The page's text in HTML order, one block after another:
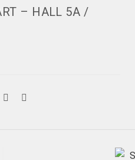
– HALL 5A /